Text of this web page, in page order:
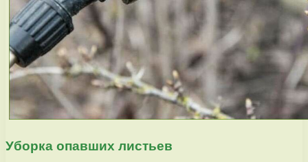
Уборка опавших листьев